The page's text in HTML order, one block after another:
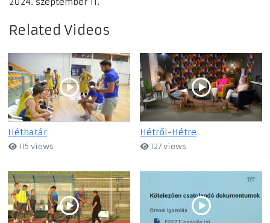
Related Videos
Héthatár
115 views
Hétről-Hétre
127 views